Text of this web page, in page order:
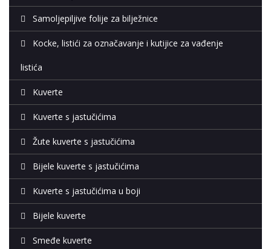
Samoljepiljive folije za bilježnice
Kocke, listići za označavanje i kutijice za vađenje
listića
Kuverte
Kuverte s jastučićima
Žute kuverte s jastučićima
Bijele kuverte s jastučićima
Kuverte s jastučićima u boji
Bijele kuverte
Smeđe kuverte